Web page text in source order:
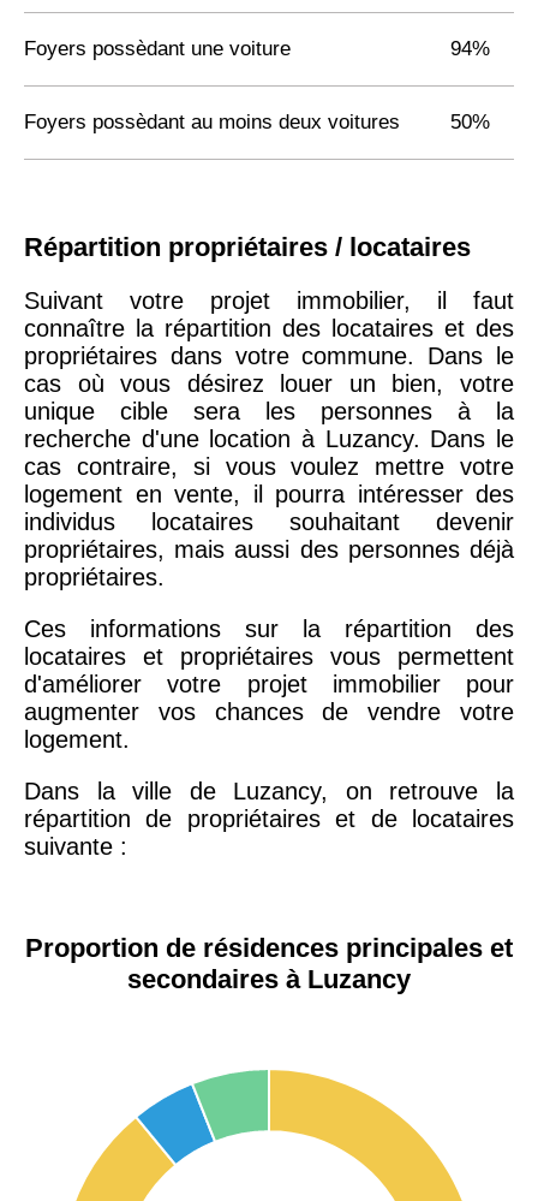
Foyers possèdant une voiture 94%
Foyers possèdant au moins deux voitures 50%
Répartition propriétaires / locataires
Suivant votre projet immobilier, il faut
connaître la répartition des locataires et des
propriétaires dans votre commune. Dans le
cas où vous désirez louer un bien, votre
unique cible sera les personnes à la
recherche d'une location à Luzancy. Dans le
cas contraire, si vous voulez mettre votre
logement en vente, il pourra intéresser des
individus locataires souhaitant devenir
propriétaires, mais aussi des personnes déjà
propriétaires.
Ces informations sur la répartition des
locataires et propriétaires vous permettent
d'améliorer votre projet immobilier pour
augmenter vos chances de vendre votre
logement.
Dans la ville de Luzancy, on retrouve la
répartition de propriétaires et de locataires
suivante :
Proportion de résidences principales et
secondaires à Luzancy